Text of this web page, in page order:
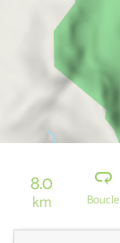
8.0
km Boucle